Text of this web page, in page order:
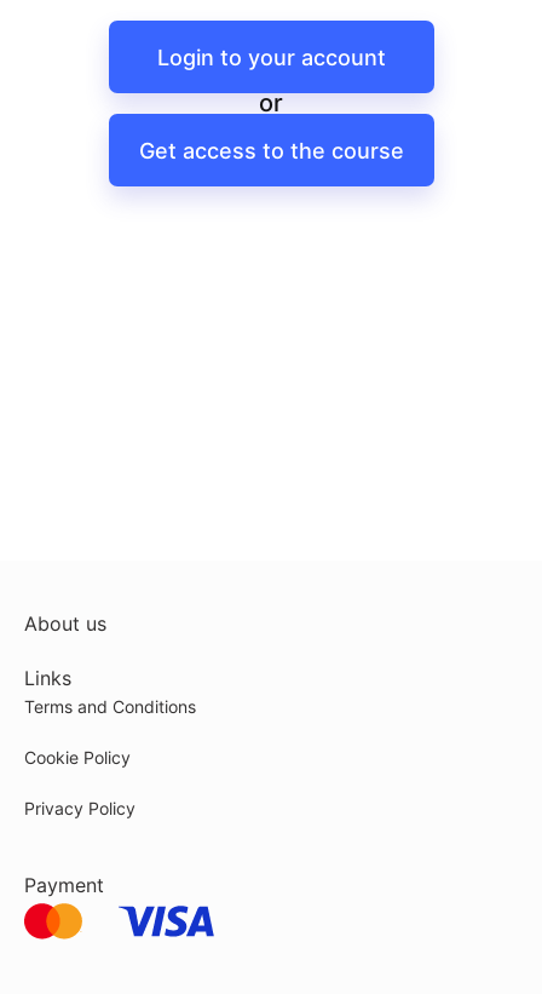
Login to your account
or
Get access to the course
About us
Links
Terms and Conditions
Cookie Policy
Privacy Policy
Payment